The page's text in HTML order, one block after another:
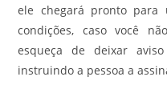
ele chegará pronto para
condições, caso você
esqueça de deixar
instruindo a pessoa a